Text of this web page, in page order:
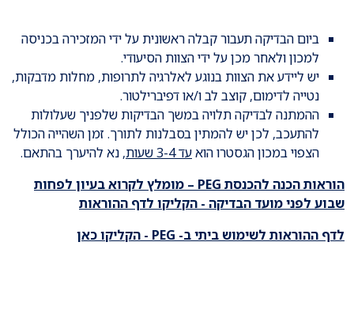
ביום הבדיקה תעבור קבלה ראשונית על ידי המזכירה בכניסה
למכון ולאחר מכן על ידי הצוות הסיעודי.
יש ליידע את הצוות בנוגע לאלרגיה לתרופות, מחלות מדבקות,
נטייה לדימום, קוצב לב ו/או דפיברילטור.
ההמתנה לבדיקה תלויה במשך הבדיקות שלפניך שעלולות
להתעכב, לכן יש להמתין בסבלנות לתורך. זמן השהייה הכולל
הצפוי במכון הגסטרו הואעד 3-4 שעות
, נא להיערך בהתאם.
הוראות הכנה להכנסת PEG – מומלץ לקרוא בעיון לפחות
שבוע לפני מועד הבדיקה - הקליקו לדף ההוראות
לדף ההוראות לשימוש ביתי ב- PEG -
הקליקו כאן